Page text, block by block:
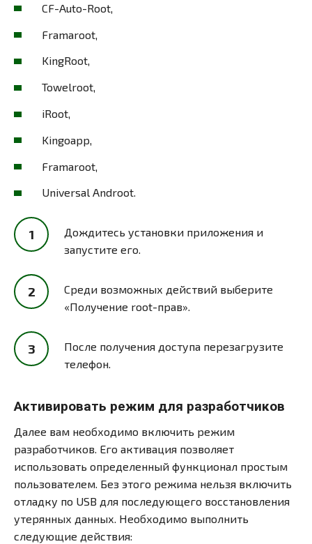
CF-Auto-Root,
Framaroot,
KingRoot,
Towelroot,
iRoot,
Kingoapp,
Framaroot,
Universal Androot.
Дождитесь установки приложения и
запустите его.
Среди возможных действий выберите
«Получение root-прав».
После получения доступа перезагрузите
телефон.
Активировать режим для разработчиков
Далее вам необходимо включить режим
разработчиков. Его активация позволяет
использовать определенный функционал простым
пользователем. Без этого режима нельзя включить
отладку по USB для последующего восстановления
утерянных данных. Необходимо выполнить
следующие действия: